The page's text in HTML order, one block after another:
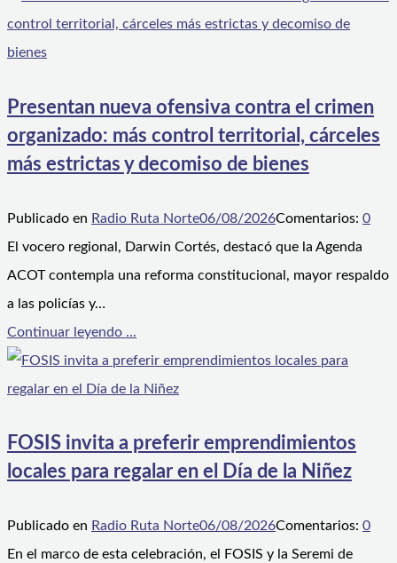
Presentan nueva ofensiva contra el crimen
organizado: más control territorial, cárceles
más estrictas y decomiso de bienes
Publicado en Radio Ruta Norte06/08/2026Comentarios: 0
El vocero regional, Darwin Cortés, destacó que la Agenda
ACOT contempla una reforma constitucional, mayor respaldo
a las policías y…
Continuar leyendo ...
FOSIS invita a preferir emprendimientos
locales para regalar en el Día de la Niñez
Publicado en Radio Ruta Norte06/08/2026Comentarios: 0
En el marco de esta celebración, el FOSIS y la Seremi de